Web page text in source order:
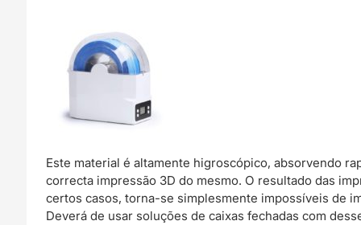
Este material é altamente higroscópico, absorvendo
correcta impressão 3D do mesmo. O resultado das
certos casos, torna-se simplesmente impossíveis de
Deverá de usar soluções de caixas fechadas com